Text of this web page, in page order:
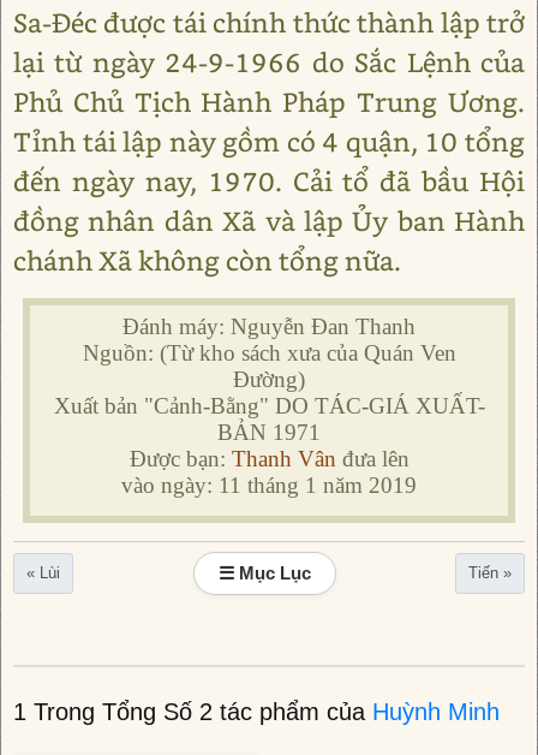
Sa-Đéc được tái chính thức thành lập trở
lại từ ngày 24-9-1966 do Sắc Lệnh của
Phủ Chủ Tịch Hành Pháp Trung Ương.
Tỉnh tái lập này gồm có 4 quận, 10 tổng
đến ngày nay, 1970. Cải tổ đã bầu Hội
đồng nhân dân Xã và lập Ủy ban Hành
chánh Xã không còn tổng nữa.
Đánh máy: Nguyễn Đan Thanh
Nguồn: (Từ kho sách xưa của Quán Ven
Đường)
Xuất bản "Cảnh-Bằng" DO TÁC-GIÁ XUẤT-
BẢN 1971
Được bạn: Thanh Vân đưa lên
vào ngày: 11 tháng 1 năm 2019
« Lùi ☰ Mục Lục Tiến »
1 Trong Tổng Số 2 tác phẩm của Huỳnh Minh